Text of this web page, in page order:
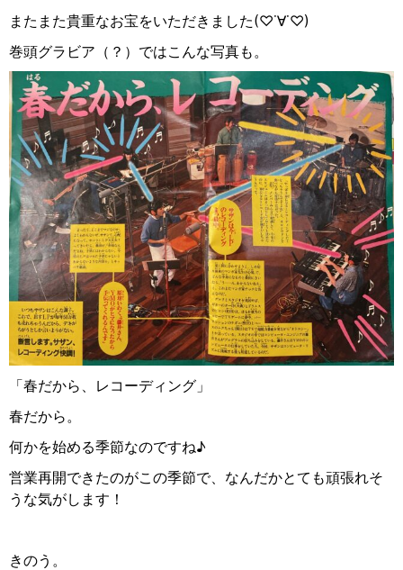
またまた貴重なお宝をいただきました(♡˙∀˙♡)
巻頭グラビア（？）ではこんな写真も。
「春だから、レコーディング」
春だから。
何かを始める季節なのですね♪
営業再開できたのがこの季節で、なんだかとても頑張れそ
うな気がします！
きのう。